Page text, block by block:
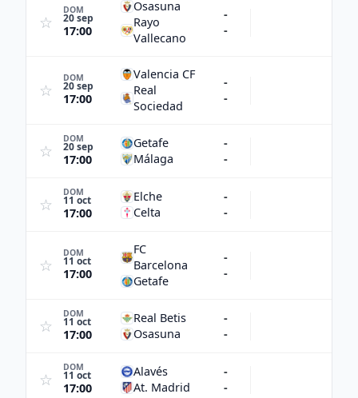
☆
DOM
20 sep
17:00
Osasuna
Rayo
Vallecano
-
-
☆
DOM
20 sep
17:00
Valencia CF
Real
Sociedad
-
-
☆
DOM
20 sep
17:00
Getafe
Málaga
-
-
☆
DOM
11 oct
17:00
Elche
Celta
-
-
☆
DOM
11 oct
17:00
FC
Barcelona
Getafe
-
-
☆
DOM
11 oct
17:00
Real Betis
Osasuna
-
-
☆
DOM
11 oct
17:00
Alavés
At. Madrid
-
-